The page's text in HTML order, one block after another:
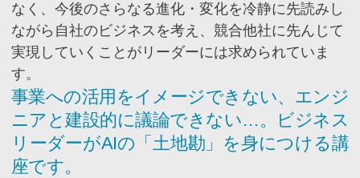
なく、今後のさらなる進化・変化を冷静に先読みし
ながら自社のビジネスを考え、競合他社に先んじて
実現していくことがリーダーには求められていま
す。
事業への活用をイメージできない、エンジ
ニアと建設的に議論できない…。ビジネス
リーダーがAIの「土地勘」を身につける講
座です。